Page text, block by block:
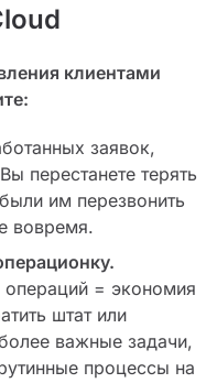
клиентами
заявок,
перестанете терять
им перезвонить
вовремя.
операций = экономия
штат или
важные задачи,
процессы на